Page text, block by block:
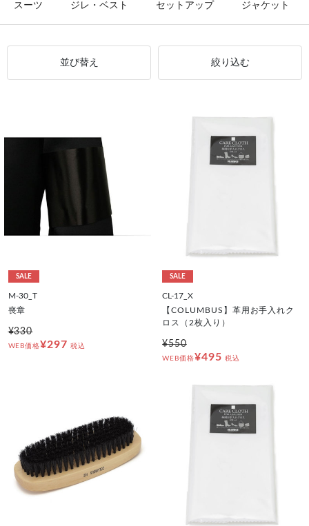
スーツ ジレ・ベスト セットアップ ジャケット
並び替え 絞り込む
SALE
M-30_T
喪章
¥330
WEB価格¥297 税込
SALE
CL-17_X
【COLUMBUS】革用お手入れク
ロス（2枚入り）
¥550
WEB価格¥495 税込